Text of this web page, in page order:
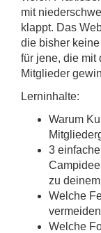
mit
klappt. Das
die bisher
für jene, die mit
Mitglieder
Lerninhalte:
Warum
3
zu
Welche
Welche